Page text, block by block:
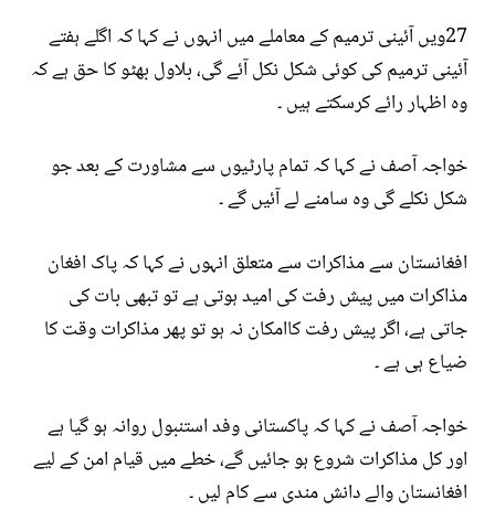
27ویں آئینی ترمیم کے معاملے میں انہوں نے کہا کہ اگلے ہفتے
آئینی ترمیم کی کوئی شکل نکل آئے گی، بلاول بھٹو کا حق ہے کہ
وہ اظہار رائے کرسکتے ہیں ۔
خواجہ آصف نے کہا کہ تمام پارٹیوں سے مشاورت کے بعد جو
شکل نکلے گی وہ سامنے لے آئیں گے ۔
افغانستان سے مذاکرات سے متعلق انہوں نے کہا کہ پاک افغان
مذاکرات میں پیش رفت کی امید ہوتی ہے تو تبھی بات کی
جاتی ہے، اگر پیش رفت کاامکان نہ ہو تو پھر مذاکرات وقت کا
ضیاع ہی ہے ۔
خواجہ آصف نے کہا کہ پاکستانی وفد استنبول روانہ ہو گیا ہے
اور کل مذاکرات شروع ہو جائیں گے، خطے میں قیام امن کے لیے
افغانستان والے دانش مندی سے کام لیں ۔